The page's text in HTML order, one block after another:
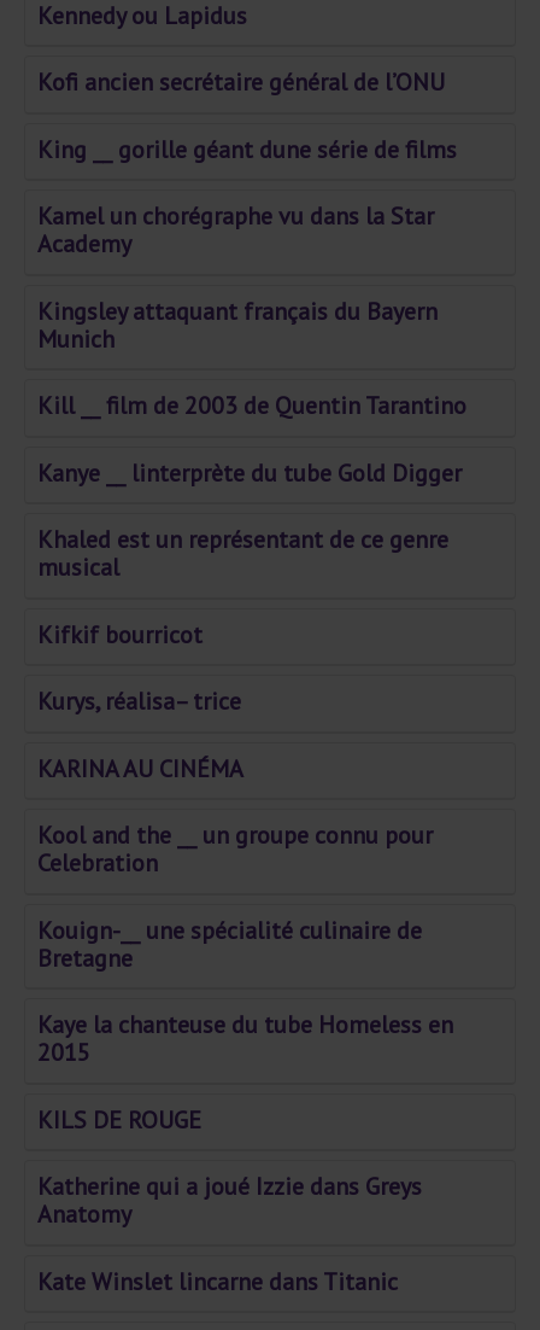
Kennedy ou Lapidus
Kofi ancien secrétaire général de l’ONU
King __ gorille géant dune série de films
Kamel un chorégraphe vu dans la Star
Academy
Kingsley attaquant français du Bayern
Munich
Kill __ film de 2003 de Quentin Tarantino
Kanye __ linterprète du tube Gold Digger
Khaled est un représentant de ce genre
musical
Kifkif bourricot
Kurys, réalisa– trice
KARINA AU CINÉMA
Kool and the __ un groupe connu pour
Celebration
Kouign-__ une spécialité culinaire de
Bretagne
Kaye la chanteuse du tube Homeless en
2015
KILS DE ROUGE
Katherine qui a joué Izzie dans Greys
Anatomy
Kate Winslet lincarne dans Titanic